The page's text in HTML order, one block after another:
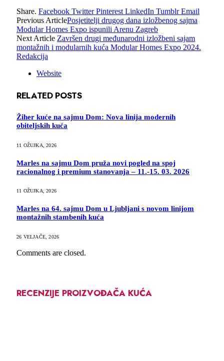
Share. Facebook Twitter Pinterest LinkedIn Tumblr Email
Previous ArticlePosjetitelji drugog dana izložbenog sajma
Modular Homes Expo ispunili Arenu Zagreb
Next Article Završen drugi međunarodni izložbeni sajam
montažnih i modularnih kuća Modular Homes Expo 2024.
Redakcija
Website
RELATED POSTS
Žiher kuće na sajmu Dom: Nova linija modernih
obiteljskih kuća
11 OŽUJKA, 2026
Marles na sajmu Dom pruža novi pogled na spoj
racionalnog i premium stanovanja – 11.-15. 03. 2026
11 OŽUJKA, 2026
Marles na 64. sajmu Dom u Ljubljani s novom linijom
montažnih stambenih kuća
26 VELJAČE, 2026
Comments are closed.
RECENZIJE PROIZVOĐAČA KUĆA